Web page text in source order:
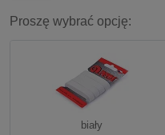
Proszę wybrać opcję:
biały